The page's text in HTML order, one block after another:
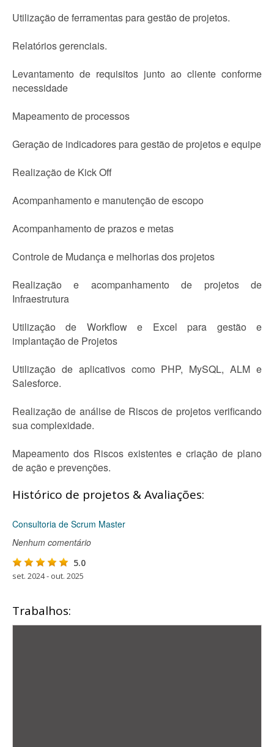
Utilização de ferramentas para gestão de projetos.
Relatórios gerenciais.
Levantamento de requisitos junto ao cliente conforme
necessidade
Mapeamento de processos
Geração de indicadores para gestão de projetos e equipe
Realização de Kick Off
Acompanhamento e manutenção de escopo
Acompanhamento de prazos e metas
Controle de Mudança e melhorias dos projetos
Realização e acompanhamento de projetos de
Infraestrutura
Utilização de Workflow e Excel para gestão e
implantação de Projetos
Utilização de aplicativos como PHP, MySQL, ALM e
Salesforce.
Realização de análise de Riscos de projetos verificando
sua complexidade.
Mapeamento dos Riscos existentes e criação de plano
de ação e prevenções.
Histórico de projetos & Avaliações:
Consultoria de Scrum Master
Nenhum comentário
5.0
set. 2024 - out. 2025
Trabalhos: